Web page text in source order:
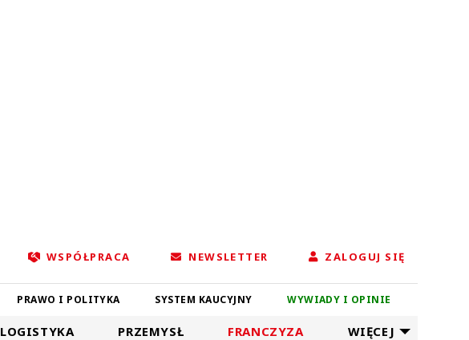
WSPÓŁPRACA NEWSLETTER ZALOGUJ SIĘ
PRAWO I POLITYKA SYSTEM KAUCYJNY WYWIADY I OPINIE
LOGISTYKA PRZEMYSŁ FRANCZYZA WIĘCEJ